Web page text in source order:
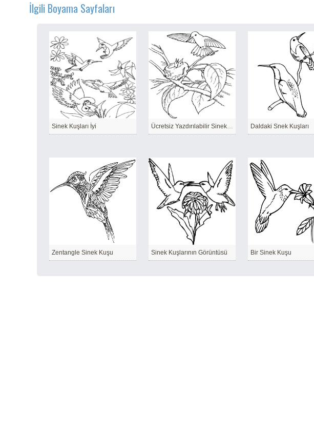
İlgili Boyama Sayfaları
Sinek Kuşları İyi Ücretsiz Yazdırılabilir Sinek Kuşu Daldaki Snek Kuşları
Zentangle Sinek Kuşu Sinek Kuşlarının Görüntüsü Bir Sinek Kuşu